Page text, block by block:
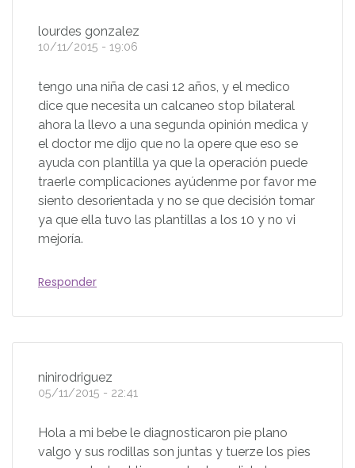
lourdes gonzalez
10/11/2015 - 19:06
tengo una niña de casi 12 años, y el medico
dice que necesita un calcaneo stop bilateral
ahora la llevo a una segunda opinión medica y
el doctor me dijo que no la opere que eso se
ayuda con plantilla ya que la operación puede
traerle complicaciones ayúdenme por favor me
siento desorientada y no se que decisión tomar
ya que ella tuvo las plantillas a los 10 y no vi
mejoría.
Responder
ninirodriguez
05/11/2015 - 22:41
Hola a mi bebe le diagnosticaron pie plano
valgo y sus rodillas son juntas y tuerze los pies